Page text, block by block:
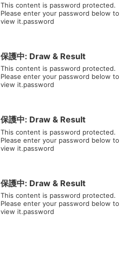
This content is password protected.
Please enter your password below to
view it.password
保護中: Draw & Result
This content is password protected.
Please enter your password below to
view it.password
保護中: Draw & Result
This content is password protected.
Please enter your password below to
view it.password
保護中: Draw & Result
This content is password protected.
Please enter your password below to
view it.password